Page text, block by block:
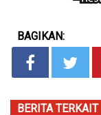
BAGIKAN:
BERITA TERKAIT